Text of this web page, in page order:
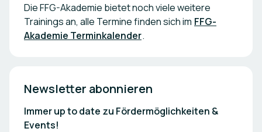
Die FFG-Akademie bietet noch viele weitere
Trainings an, alle Termine finden sich im FFG-
Akademie Terminkalender.
Newsletter abonnieren
Immer up to date zu Fördermöglichkeiten &
Events!